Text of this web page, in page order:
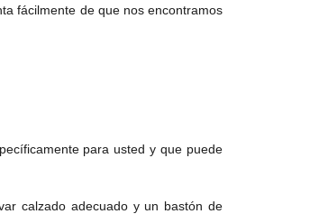
fácilmente de que nos encontramos
para usted y que puede
calzado adecuado y un bastón de